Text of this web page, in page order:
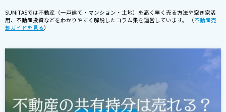
SUMiTASでは不動産（一戸建て・マンション・土地）を高く早く売る方法や空き家活
用、不動産投資などをわかりやすく解説したコラム集を運営しています。 （不動産売
却ガイドを見る）